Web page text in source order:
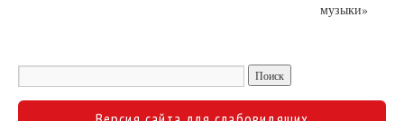
музыки»